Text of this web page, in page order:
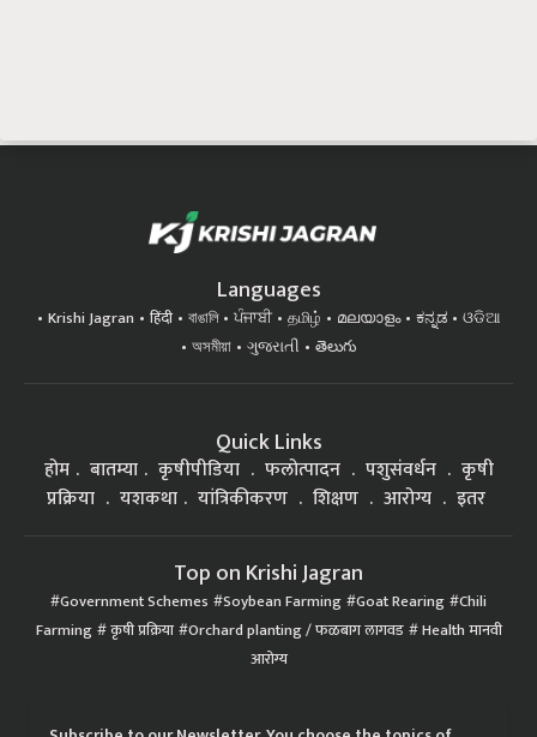
Languages
Krishi Jagran हिंदी বাঙালি ਪੰਜਾਬੀ தமிழ் മലയാളം ಕನ್ನಡ
ଓଡିଆ
অসমীয়া
ગુજરાતી తెలుగు
Quick Links
होम बातम्या कृषीपीडिया फलोत्पादन पशुसंवर्धन
कृषी
प्रक्रिया
यशकथा यांत्रिकीकरण शिक्षण आरोग्य इतर
Top on Krishi Jagran
Government Schemes Soybean Farming Goat Rearing Chili
Farming कृषी प्रक्रिया Orchard planting / फळबाग लागवड Health मानवी
आरोग्य